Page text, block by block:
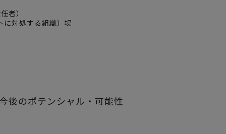
者）
対処する組織）場
後のポテンシャル・可能性